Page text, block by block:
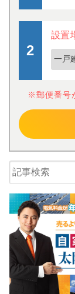
設置
※郵便番号